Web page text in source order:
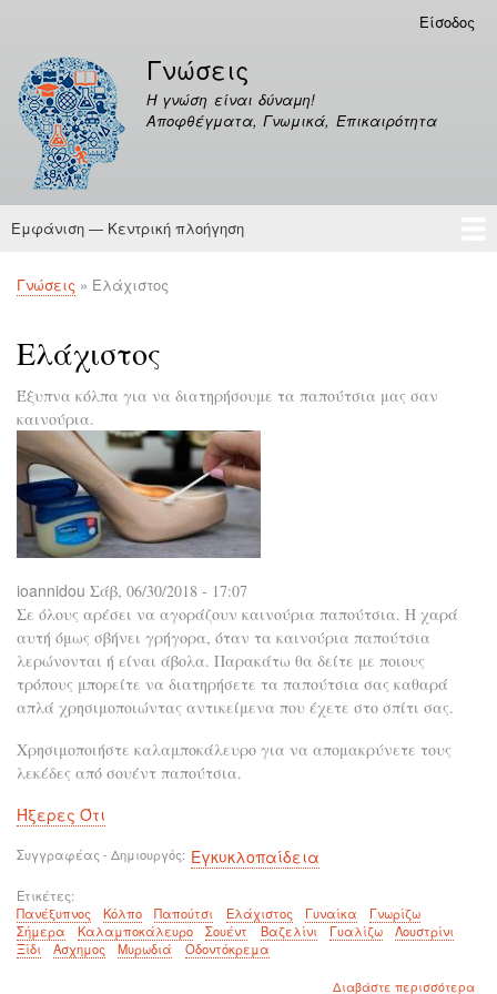
περιεχόμενο
λογαριασμού
χρήστη
Είσοδος
Γνώσεις
Η γνώση είναι δύναμη!
Αποφθέγματα, Γνωμικά, Επικαιρότητα
Κεντρική
Εμφάνιση — Κεντρική πλοήγηση
Γνώσεις
Αποφθέγματα
Breadcrumb
Γνώσεις Ελάχιστος
Ελάχιστος
Έξυπνα κόλπα για να διατηρήσουμε τα παπούτσια μας σαν
καινούρια.
ioannidou Σάβ, 06/30/2018 - 17:07
Σε όλους αρέσει να αγοράζουν καινούρια παπούτσια. Η χαρά
αυτή όμως σβήνει γρήγορα, όταν τα καινούρια παπούτσια
λερώνονται ή είναι άβολα. Παρακάτω θα δείτε με ποιους
τρόπους μπορείτε να διατηρήσετε τα παπούτσια σας καθαρά
απλά χρησιμοποιώντας αντικείμενα που έχετε στο σπίτι σας.
Χρησιμοποιήστε καλαμποκάλευρο για να απομακρύνετε τους
λεκέδες από σουέντ παπούτσια.
Ήξερες Ότι
Συγγραφέας - Δημιουργός Εγκυκλοπαίδεια
Ετικέτες
Πανέξυπνος
Κόλπο Παπούτσι Ελάχιστος Γυναίκα
Γνωρίζω
Σήμερα
Καλαμποκάλευρο Σουέντ Βαζελίνι Γυαλίζω
Λουστρίνι
Ξίδι
Ασχημος Μυρωδιά Οδοντόκρεμα
Διαβάστε περισσότεραγια